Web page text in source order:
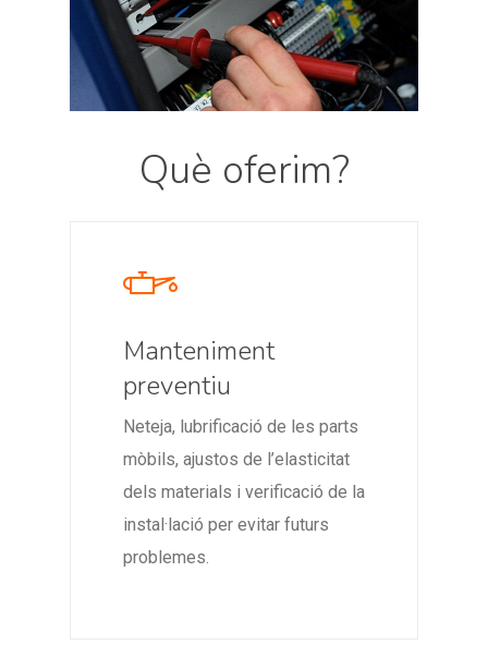
Què oferim?
Manteniment
preventiu
Neteja, lubrificació de les parts
mòbils, ajustos de l’elasticitat
dels materials i verificació de la
instal·lació per evitar futurs
problemes.